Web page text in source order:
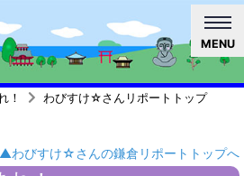
MENU
！
わびすけ☆さんリポートトップ
▲わびすけ☆さんの鎌倉リポートトップへ